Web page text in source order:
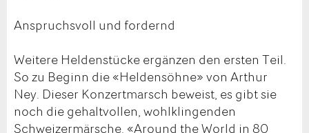
Anspruchsvoll und fordernd
Weitere Heldenstücke ergänzen den ersten Teil.
So zu Beginn die «Heldensöhne» von Arthur
Ney. Dieser Konzertmarsch beweist, es gibt sie
noch die gehaltvollen, wohlklingenden
Schweizermärsche. «Around the World in 80